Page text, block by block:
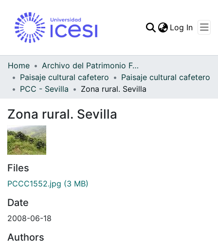
Statistics
Log In
Home
Archivo del Patrimonio Fotográfico y Fílmico del Valle del Cauca
Paisaje cultural cafetero
Paisaje cultural cafetero
PCC - Sevilla
Zona rural. Sevilla
Zona rural. Sevilla
Files
PCCC1552.jpg (3 MB)
Date
2008-06-18
Authors